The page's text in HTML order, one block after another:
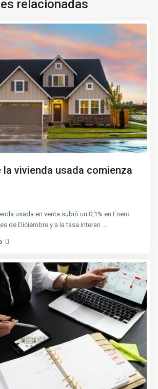
relacionadas
la vivienda usada comienza
usada en venta subió un 0,1% en Enero
de Diciembre y a la tasa interan ...